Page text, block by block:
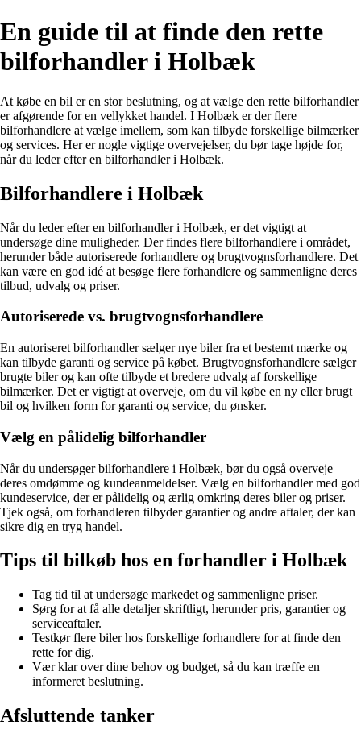
En guide til at finde den rette
bilforhandler i Holbæk
At købe en bil er en stor beslutning, og at vælge den rette bilforhandler
er afgørende for en vellykket handel. I Holbæk er der flere
bilforhandlere at vælge imellem, som kan tilbyde forskellige bilmærker
og services. Her er nogle vigtige overvejelser, du bør tage højde for,
når du leder efter en bilforhandler i Holbæk.
Bilforhandlere i Holbæk
Når du leder efter en bilforhandler i Holbæk, er det vigtigt at
undersøge dine muligheder. Der findes flere bilforhandlere i området,
herunder både autoriserede forhandlere og brugtvognsforhandlere. Det
kan være en god idé at besøge flere forhandlere og sammenligne deres
tilbud, udvalg og priser.
Autoriserede vs. brugtvognsforhandlere
En autoriseret bilforhandler sælger nye biler fra et bestemt mærke og
kan tilbyde garanti og service på købet. Brugtvognsforhandlere sælger
brugte biler og kan ofte tilbyde et bredere udvalg af forskellige
bilmærker. Det er vigtigt at overveje, om du vil købe en ny eller brugt
bil og hvilken form for garanti og service, du ønsker.
Vælg en pålidelig bilforhandler
Når du undersøger bilforhandlere i Holbæk, bør du også overveje
deres omdømme og kundeanmeldelser. Vælg en bilforhandler med god
kundeservice, der er pålidelig og ærlig omkring deres biler og priser.
Tjek også, om forhandleren tilbyder garantier og andre aftaler, der kan
sikre dig en tryg handel.
Tips til bilkøb hos en forhandler i Holbæk
Tag tid til at undersøge markedet og sammenligne priser.
Sørg for at få alle detaljer skriftligt, herunder pris, garantier og
serviceaftaler.
Testkør flere biler hos forskellige forhandlere for at finde den
rette for dig.
Vær klar over dine behov og budget, så du kan træffe en
informeret beslutning.
Afsluttende tanker